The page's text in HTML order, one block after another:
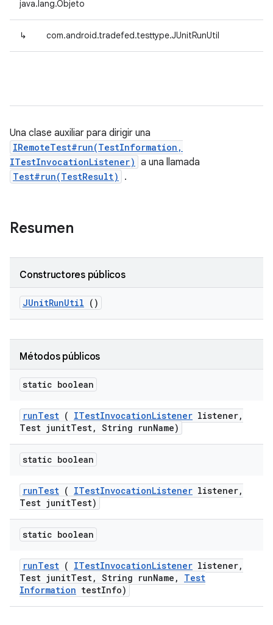
java.lang.Objeto
↳ com.android.tradefed.testtype.JUnitRunUtil
Una clase auxiliar para dirigir una
IRemoteTest#run(TestInformation,
ITestInvocationListener) a una llamada
Test#run(TestResult) .
Resumen
Constructores públicos
JUnitRunUtil ()
Métodos públicos
static boolean
runTest ( ITestInvocationListener listener,
Test junitTest, String runName)
static boolean
runTest ( ITestInvocationListener listener,
Test junitTest)
static boolean
runTest ( ITestInvocationListener listener,
Test junitTest, String runName ,
Test
Information testInfo)